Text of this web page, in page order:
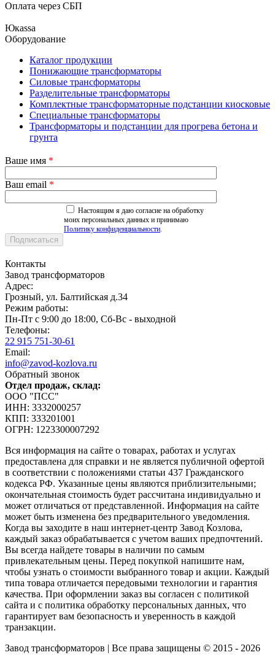
Оплата через СБП
Юкаssа
Оборудование
Каталог продукции
Понижающие трансформаторы
Силовые трансформаторы
Разделительные трансформаторы
Комплектные трансформаторные подстанции киосковые
Специальные трансформаторы
Трансформаторы и подстанции для прогрева бетона и
грунта
Ваше имя *
Ваш email *
Настоящим я даю согласие на обработку
моих персональных данных и принимаю
Политику конфиденциальности.
Контакты
Завод трансформаторов
Адрес:
Грозный, ул. Балтийская д.34
Режим работы:
Пн-Пт с 9:00 до 18:00, Сб-Вс - выходной
Телефоны:
22 915 751-30-61
Email:
info@zavod-kozlova.ru
Обратный звонок
Отдел продаж, склад:
ООО "ПСС"
ИНН: 3332000257
КПП: 333201001
ОГРН: 1223300007292
Вся информация на сайте о товарах, работах и услугах
предоставлена для справки и не является публичной офертой
в соответствии с положениями статьи 437 Гражданского
кодекса РФ. Указанные цены являются приблизительными;
окончательная стоимость будет рассчитана индивидуально и
может отличаться от представленной. Информация на сайте
может быть изменена без предварительного уведомления.
Когда вы заходите в наш интернет-центр Завод Козлова,
каждый заказ обрабатывается с учетом ваших предпочтений.
Вы всегда найдете товары в наличии по самым
привлекательным цены. Перед покупкой напишите нам,
чтобы узнать о стоимости выбранного товар и акции. Каждый
типа товара отличается передовыми технологии и гарантия
качества. При оформлении заказ вы согласен с политикой
сайта и с политика обработку персональных данных, что
гарантирует вам безопасность и уверенность в каждой
транзакции.
Завод трансформаторов | Все права защищены © 2015 - 2026